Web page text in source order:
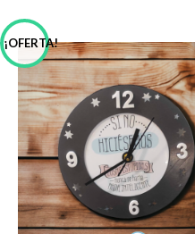
¡OFERTA!